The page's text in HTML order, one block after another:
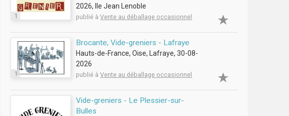
1
2026, Ile Jean Lenoble
publié àVente au déballage occasionnel
1
Brocante, Vide-greniers - Lafraye
Hauts-de-France, Oise, Lafraye, 30-08-
2026
publié àVente au déballage occasionnel
Vide-greniers - Le Plessier-sur-
Bulles